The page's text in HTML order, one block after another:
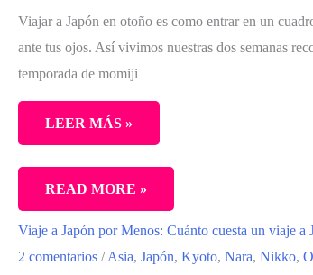
JAPÓN)
RESTAURANTES
QUE
PROBAMOS
4
DÍAS
(Y
REPETIRÍAMOS)
Viajar a Japón en otoño es como entrar en un
ante tus ojos. Así vivimos nuestras dos semanas
temporada de momiji
LEER MÁS »
VIAJAR
A
JAPÓN
EN
READ MORE »
Viaje a Japón por Menos: Cuánto cuesta un viaje a
2 comentarios /Asia, Japón, Kyoto, Nara, Nikko,